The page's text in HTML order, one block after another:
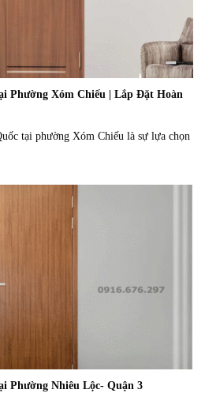
Phường Xóm Chiếu | Lắp Đặt Hoàn
tại phường Xóm Chiếu là sự lựa chọn
Phường Nhiêu Lộc- Quận 3